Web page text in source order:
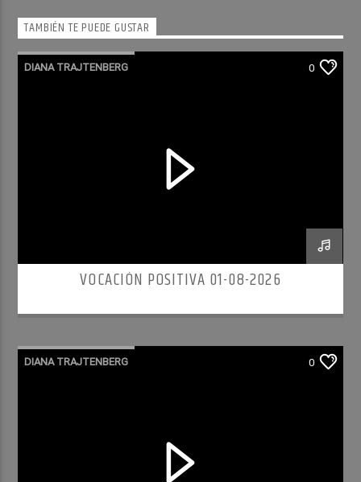
TAMBIÉN TE PUEDE GUSTAR
DIANA TRAJTENBERG 0
VOCACIÓN POSITIVA 01-08-2026
DIANA TRAJTENBERG 0